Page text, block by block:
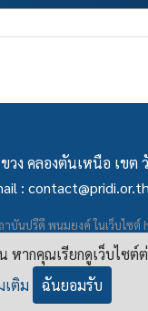
ง คลองตันเหนือ เขต
: contact@pridi.or.th
บันปรีดี พนมยงค์ ในเว็บไซต์
นส์แบบแสดงที่มา-ไม่ใช่เชิงพ
ากคุณเรียกดูเว็บไ
เติม ฉันยอมรับ